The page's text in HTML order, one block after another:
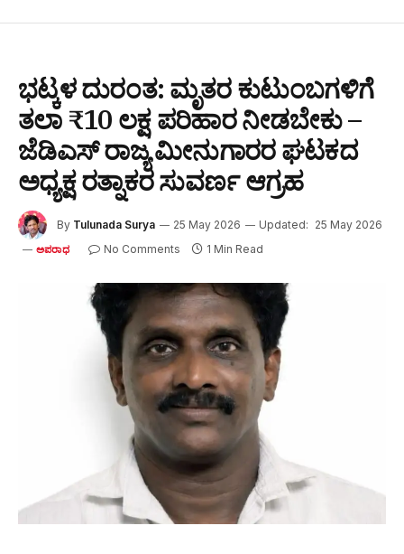
ಭಟ್ಕಳ ದುರಂತ: ಮೃತರ ಕುಟುಂಬಗಳಿಗೆ
ತಲಾ ₹10 ಲಕ್ಷ ಪರಿಹಾರ ನೀಡಬೇಕು –
ಜೆಡಿಎಸ್ ರಾಜ್ಯ ಮೀನುಗಾರರ ಘಟಕದ
ಅಧ್ಯಕ್ಷ ರತ್ನಾಕರ ಸುವರ್ಣ ಆಗ್ರಹ
By Tulunada Surya 25 May 2026 Updated: 25 May 2026
ಅಪರಾಧ No Comments 1 Min Read